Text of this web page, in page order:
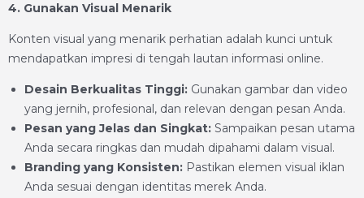
4. Gunakan Visual Menarik
Konten visual yang menarik perhatian adalah kunci untuk
mendapatkan impresi di tengah lautan informasi online.
Desain Berkualitas Tinggi: Gunakan gambar dan video
yang jernih, profesional, dan relevan dengan pesan Anda.
Pesan yang Jelas dan Singkat: Sampaikan pesan utama
Anda secara ringkas dan mudah dipahami dalam visual.
Branding yang Konsisten: Pastikan elemen visual iklan
Anda sesuai dengan identitas merek Anda.